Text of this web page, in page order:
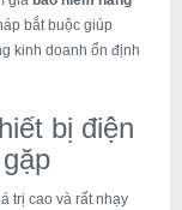
bắt buộc giúp
kinh doanh ổn định
bị điện
trị cao và rất nhạy